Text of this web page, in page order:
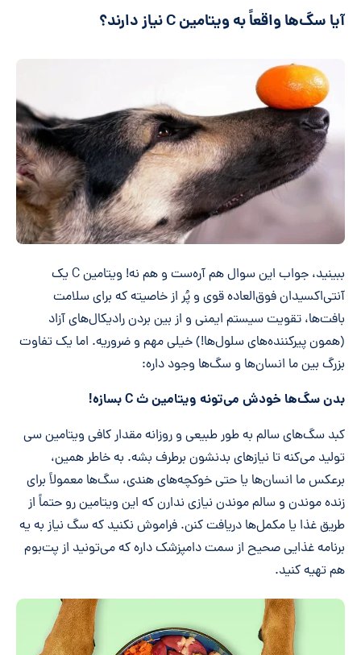
آیا سگ‌ها واقعاً به ویتامین C نیاز دارند؟
ببینید، جواب این سوال هم آره‌ست و هم نه! ویتامین C یک
آنتی‌اکسیدان فوق‌العاده قوی و پُر از خاصیته که برای سلامت
بافت‌ها، تقویت سیستم ایمنی و از بین بردن رادیکال‌های آزاد
(همون پیرکننده‌های سلول‌ها!) خیلی مهم و ضروریه. اما یک تفاوت
بزرگ بین ما انسان‌ها و سگ‌ها وجود داره:
بدن سگ‌ها خودش می‌تونه ویتامین ث C بسازه!
کبد سگ‌های سالم به طور طبیعی و روزانه مقدار کافی ویتامین سی
تولید می‌کنه تا نیازهای بدنشون برطرف بشه. به خاطر همین،
برعکس ما انسان‌ها یا حتی خوکچه‌های هندی، سگ‌ها معمولاً برای
زنده موندن و سالم موندن نیازی ندارن که این ویتامین رو حتماً از
طریق غذا یا مکمل‌ها دریافت کنن. فراموش نکنید که سگ نیاز به یه
برنامه غذایی صحیح از سمت دامپزشک داره که می‌تونید از پت‌بوم
هم تهیه کنید.